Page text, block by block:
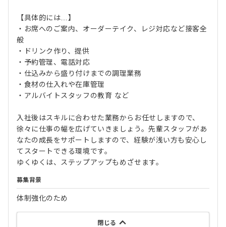
【具体的には…】
・お席へのご案内、オーダーテイク、レジ対応など接客全
般
・ドリンク作り、提供
・予約管理、電話対応
・仕込みから盛り付けまでの調理業務
・食材の仕入れや在庫管理
・アルバイトスタッフの教育 など
入社後はスキルに合わせた業務からお任せしますので、
徐々に仕事の幅を広げていきましょう。先輩スタッフがあ
なたの成長をサポートしますので、経験が浅い方も安心し
てスタートできる環境です。
ゆくゆくは、ステップアップもめざせます。
募集背景
体制強化のため
閉じる